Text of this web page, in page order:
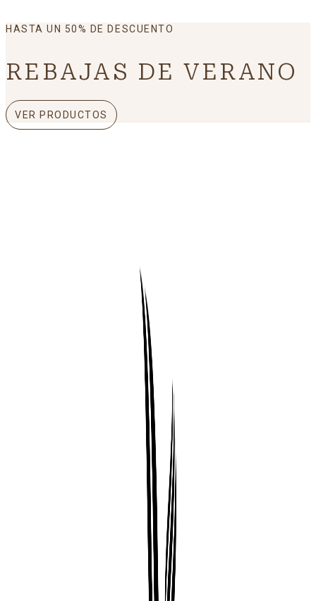
HASTA UN 50% DE DESCUENTO
REBAJAS DE VERANO
VER PRODUCTOS